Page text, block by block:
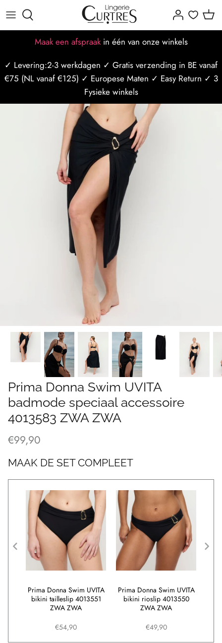
Meteen
naar
de
Maak een afspraakin één van onze winkels
Alles voor dames
BH's
Sport/Ondermode
Alles voor heren
Badmode
Alle Merken
Populaire merken
Dames maattabellen
BH maattabel
Mannen maattabel
Missie-visie-waarden
Ons team
Afspraak maken
Afspraak op locatie
Last Minute afspraak
✓ Levering:2-3 werkdagen ✓ Gratis verzending in BE vanaf
€75 (NL vanaf €125) ✓ Europese Maten ✓ Easy Return ✓ 3
Fysieke winkels
Prima Donna Swim UVITA
badmode speciaal accessoire
4013583 ZWA ZWA
€99,90
MAAK DE SET COMPLEET
Prima Donna Swim UVITA
bikini rioslip 4013550
ZWA ZWA
€49,90
Prima Donna Swim UVITA
bikini tailleslip 4013551
ZWA ZWA
€54,90